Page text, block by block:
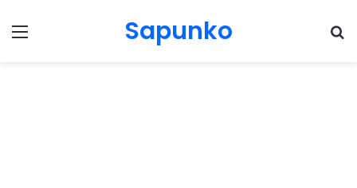
Menu Sapunko